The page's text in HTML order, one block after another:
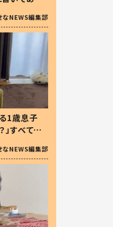
なNEWS編集部
る1歳息子
」すべてを
から許
なNEWS編集部